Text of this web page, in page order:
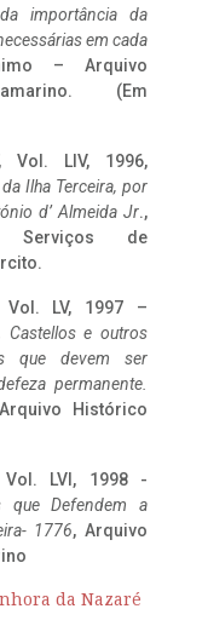
importância da
em cada
– Arquivo
(Em
Vol. LIV, 1996,
Ilha Terceira, por
d’ Almeida Jr.,
Serviços de
Vol. LV, 1997 –
Castellos e outros
que devem ser
permanente.
Histórico
Vol. LVI, 1998 -
que Defendem a
1776, Arquivo
da Nazaré